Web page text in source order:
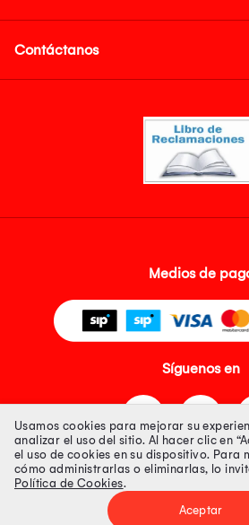
Contáctanos
Medios de
Síguenos en
Tienda 100% Segura
Usamos cookies para mejorar su
analizar el uso del sitio. Al hacer clic en
el uso de cookies en su dispositivo. Para
cómo administrarlas o eliminarlas, lo
Política de Cookies.
Aceptar